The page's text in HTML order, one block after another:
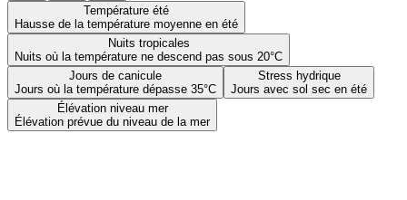
Température été
Hausse de la température moyenne en été
Nuits tropicales
Nuits où la température ne descend pas sous 20°C
Jours de canicule
Jours où la température dépasse 35°C
Stress hydrique
Jours avec sol sec en été
Élévation niveau mer
Élévation prévue du niveau de la mer